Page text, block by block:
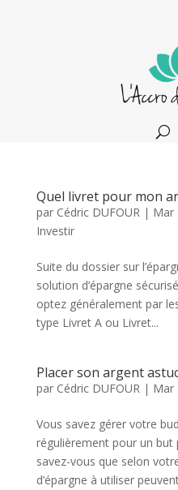
Quel livret pour mon
par Cédric DUFOUR| Mar
Investir
Suite du dossier sur
solution d’épargne
optez généralement par
type Livret A ou Livret...
Placer son argent
par Cédric DUFOUR| Mar
Vous savez gérer votre
régulièrement pour un but
savez-vous que selon
d’épargne à utiliser